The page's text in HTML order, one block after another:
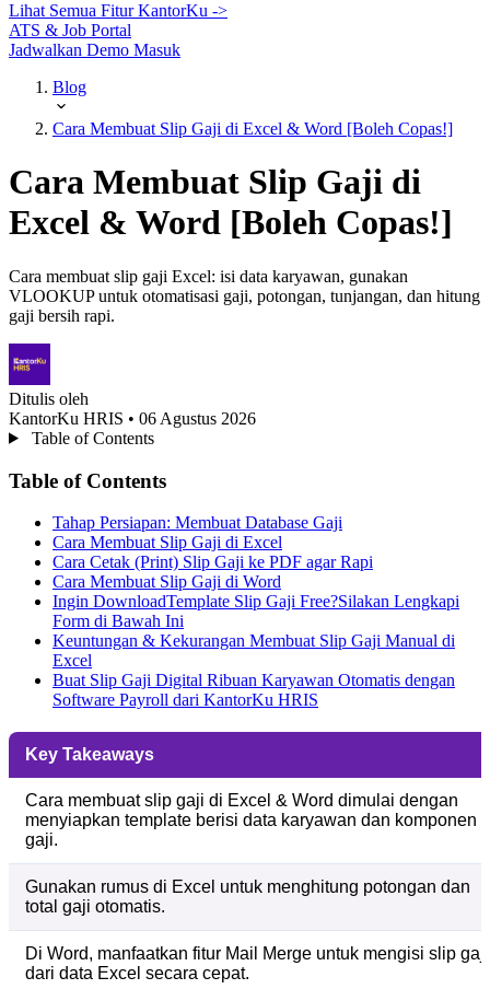
Lihat Semua Fitur KantorKu ->
ATS & Job Portal
Jadwalkan Demo Masuk
Blog
Cara Membuat Slip Gaji di Excel & Word [Boleh Copas!]
Cara Membuat Slip Gaji di
Excel & Word [Boleh Copas!]
Cara membuat slip gaji Excel: isi data karyawan, gunakan
VLOOKUP untuk otomatisasi gaji, potongan, tunjangan, dan hitung
gaji bersih rapi.
Ditulis oleh
KantorKu HRIS • 06 Agustus 2026
Table of Contents
Table of Contents
Tahap Persiapan: Membuat Database Gaji
Cara Membuat Slip Gaji di Excel
Cara Cetak (Print) Slip Gaji ke PDF agar Rapi
Cara Membuat Slip Gaji di Word
Ingin DownloadTemplate Slip Gaji Free?Silakan Lengkapi
Form di Bawah Ini
Keuntungan & Kekurangan Membuat Slip Gaji Manual di
Excel
Buat Slip Gaji Digital Ribuan Karyawan Otomatis dengan
Software Payroll dari KantorKu HRIS
Key Takeaways
Cara membuat slip gaji di Excel & Word dimulai dengan
menyiapkan template berisi data karyawan dan komponen
gaji.
Gunakan rumus di Excel untuk menghitung potongan dan
total gaji otomatis.
Di Word, manfaatkan fitur Mail Merge untuk mengisi slip gaji
dari data Excel secara cepat.